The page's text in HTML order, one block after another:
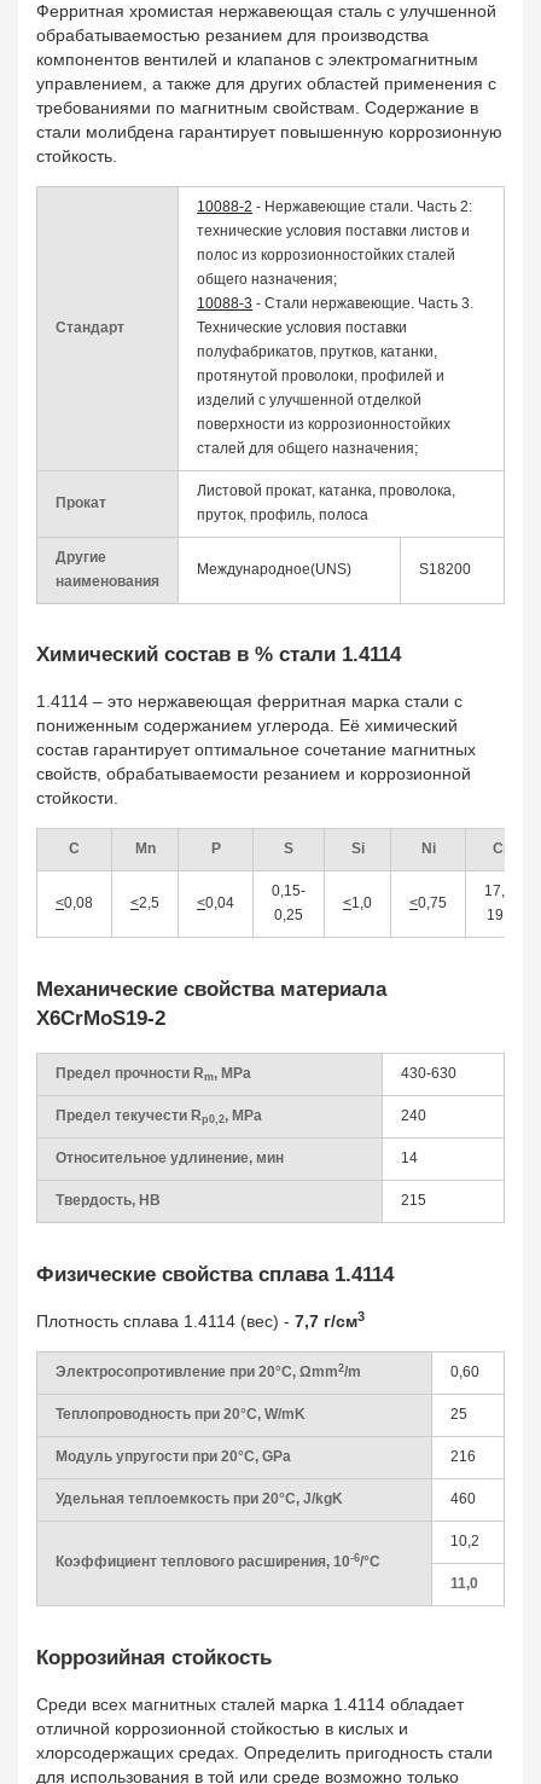
Ферритная хромистая нержавеющая сталь с улучшенной
обрабатываемостью резанием для производства
компонентов вентилей и клапанов с электромагнитным
управлением, а также для других областей применения с
требованиями по магнитным свойствам. Содержание в
стали молибдена гарантирует повышенную коррозионную
стойкость.
Стандарт
10088-2 - Нержавеющие стали. Часть 2:
технические условия поставки листов и
полос из коррозионностойких сталей
общего назначения;
10088-3 - Стали нержавеющие. Часть 3.
Технические условия поставки
полуфабрикатов, прутков, катанки,
протянутой проволоки, профилей и
изделий с улучшенной отделкой
поверхности из коррозионностойких
сталей для общего назначения;
Прокат
Листовой прокат, катанка, проволока,
пруток, профиль, полоса
Другие
наименования
Международное(UNS) S18200
Химический состав в % стали 1.4114
1.4114 – это нержавеющая ферритная марка стали с
пониженным содержанием углерода. Её химический
состав гарантирует оптимальное сочетание магнитных
свойств, обрабатываемости резанием и коррозионной
стойкости.
C Mn P S Si Ni Cr
<0,08 <2,5 <0,04
0,15-
0,25
<1,0 <0,75
17,5-
19,5
Механические свойства материала
X6CrMoS19-2
Предел прочности Rm, МPa 430-630
Предел текучести Rp0,2, MPa 240
Относительное удлинение, мин 14
Твердость, HB 215
Физические свойства сплава 1.4114
Плотность сплава 1.4114 (вес) - 7,7 г/см3
Электросопротивление при 20°С, Ωmm2/m 0,60
Теплопроводность при 20°С, W/mK 25
Модуль упругости при 20°С, GPa 216
Удельная теплоемкость при 20°С, J/kgK 460
Коэффициент теплового расширения, 10-6/°С
10,2
11,0
Коррозийная стойкость
Среди всех магнитных сталей марка 1.4114 обладает
отличной коррозионной стойкостью в кислых и
хлорсодержащих средах. Определить пригодность стали
для использования в той или среде возможно только